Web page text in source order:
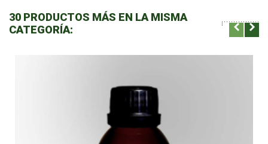
30 PRODUCTOS MÁS EN LA MISMA
CATEGORÍA: